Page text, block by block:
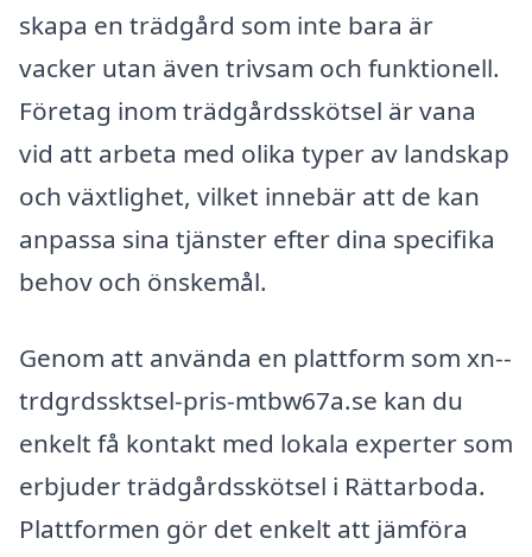
skapa en trädgård som inte bara är
vacker utan även trivsam och funktionell.
Företag inom trädgårdsskötsel är vana
vid att arbeta med olika typer av landskap
och växtlighet, vilket innebär att de kan
anpassa sina tjänster efter dina specifika
behov och önskemål.
Genom att använda en plattform som xn--
trdgrdssktsel-pris-mtbw67a.se kan du
enkelt få kontakt med lokala experter som
erbjuder trädgårdsskötsel i Rättarboda.
Plattformen gör det enkelt att jämföra